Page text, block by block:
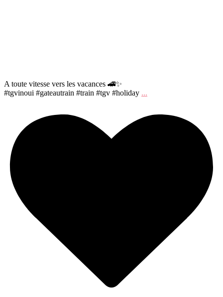
A toute vitesse vers les vacances 🚄✨
#tgvinoui #gateautrain #train #tgv #holiday ...